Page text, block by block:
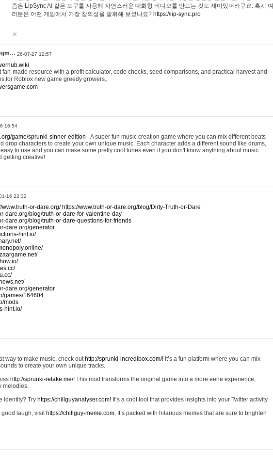
즘은 LipSync AI 같은 도구를 사용해 자연스러운 대화형 비디오를 만드는 것도 재미있더라구요. 혹시 여
러분은 어떤 게임에서 가장 창의성을 발휘해 보셨나요? https://lip-sync.pro
26-07-27 12:57
made resource with a profit calculator, code checks, seed comparisons, and practical harvest and
Roblox new game greedy growers。
16:54
game/sprunki-sinner-edition - A super fun music creation game where you can mix different beats
drop characters to create your own unique music. Each character adds a different sound like drums,
to use and you can make some pretty cool tunes even if you don't know anything about music.
getting creative!
16 22:32
www.truth-or-dare.org/ https://www.truth-or-dare.org/blog/Dirty-Truth-or-Dare
dare.org/blog/truth-or-dare-for-valentine-day
dare.org/blog/truth-or-dare-questions-for-friends
dare.org/generator
hint.io/
dare.org/generator
games/164604
mods
hint.io/
way to make music, check out http://sprunki-incredibox.com/! It’s a fun platform where you can mix
to create your own unique tracks.
http://sprunki-retake.me/! This mod transforms the original game into a more eerie experience,
melodies.
identity? Try https://chillguyanalyser.com! It’s a cool tool that provides insights into your Twitter activity.
good laugh, visit https://chillguy-meme.com. It’s packed with hilarious memes that are sure to brighten